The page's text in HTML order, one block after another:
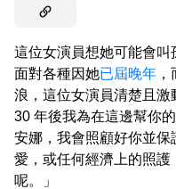
這位女演員想她可能會叫
面對各種因她已屆晚年
浪，這位女演員清楚且激
30 年後我為在這邊幫你
安娜，我會照顧好你並
愛，或任何經濟上的照
呢。」